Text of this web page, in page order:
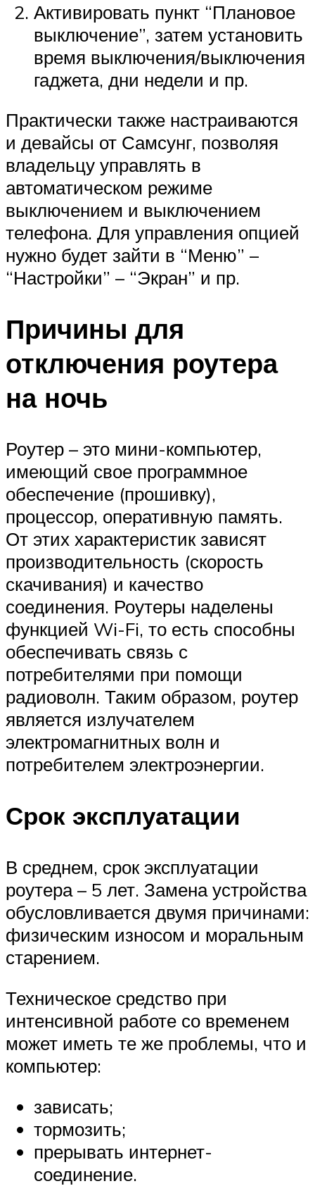
Активировать пункт “Плановое
выключение”, затем установить
время выключения/выключения
гаджета, дни недели и пр.
Практически также настраиваются
и девайсы от Самсунг, позволяя
владельцу управлять в
автоматическом режиме
выключением и выключением
телефона. Для управления опцией
нужно будет зайти в “Меню” –
“Настройки” – “Экран” и пр.
Причины для
отключения роутера
на ночь
Роутер – это мини-компьютер,
имеющий свое программное
обеспечение (прошивку),
процессор, оперативную память.
От этих характеристик зависят
производительность (скорость
скачивания) и качество
соединения. Роутеры наделены
функцией Wi-Fi, то есть способны
обеспечивать связь с
потребителями при помощи
радиоволн. Таким образом, роутер
является излучателем
электромагнитных волн и
потребителем электроэнергии.
Срок эксплуатации
В среднем, срок эксплуатации
роутера – 5 лет. Замена устройства
обусловливается двумя причинами:
физическим износом и моральным
старением.
Техническое средство при
интенсивной работе со временем
может иметь те же проблемы, что и
компьютер:
зависать;
тормозить;
прерывать интернет-
соединение.